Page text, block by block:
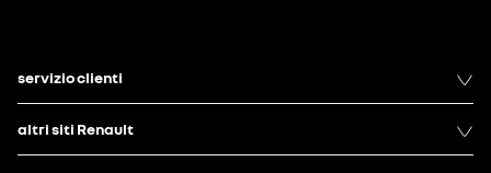
servizio clienti
altri siti Renault